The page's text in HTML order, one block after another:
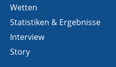
Wetten
Statistiken & Ergebnisse
Interview
Story